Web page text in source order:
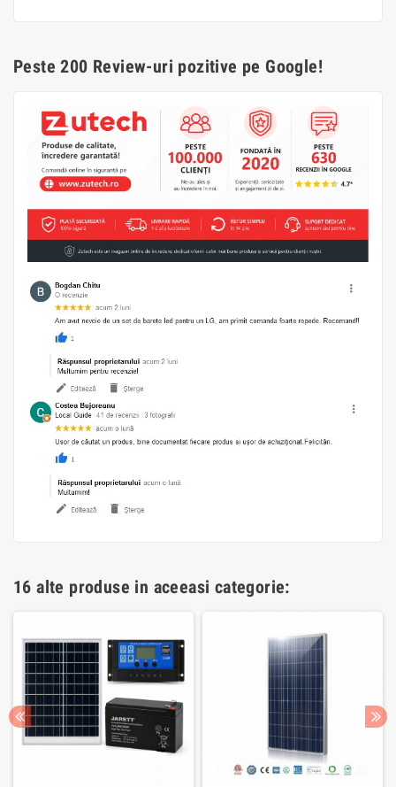
Peste 200 Review-uri pozitive pe Google!
16 alte produse in aceeasi categorie: